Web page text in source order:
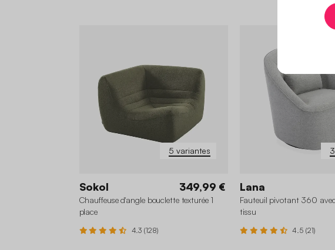
5 variantes
Sokol 349,99 €
Chauffeuse d'angle bouclette texturée 1
place
4.3 (128)
Lana
Fauteuil pivotant 360
tissu
4.5 (21)